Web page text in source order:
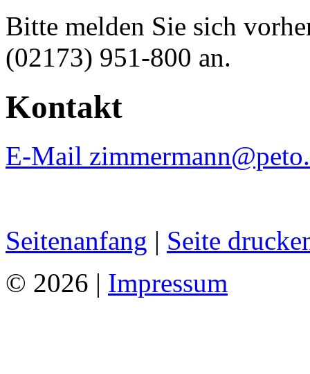
Bitte melden Sie sich
(02173) 951-800 an.
Kontakt
E-Mail
Seitenanfang | Seite
© 2026 | Impressum